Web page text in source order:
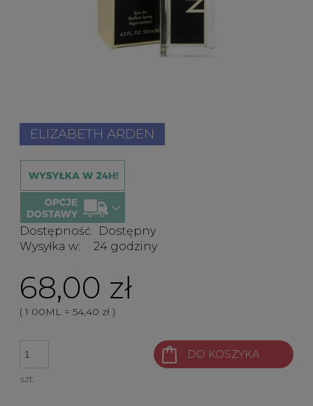
ELIZABETH ARDEN
Dostępność: Dostępny
Wysyłka w:
24 godziny
68,00 zł
( 1 00ML = 54,40 zł )
szt.
DO KOSZYKA